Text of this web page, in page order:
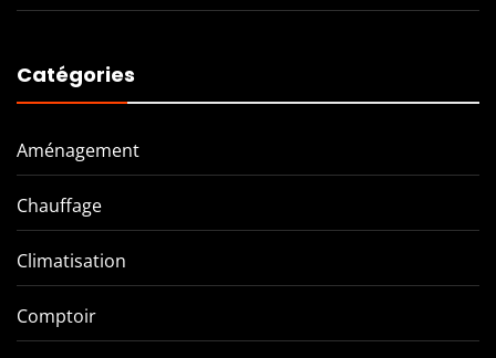
Catégories
Aménagement
Chauffage
Climatisation
Comptoir